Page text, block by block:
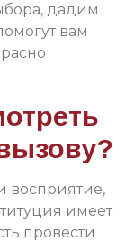
дадим
вам
восприятие,
имеет
провести